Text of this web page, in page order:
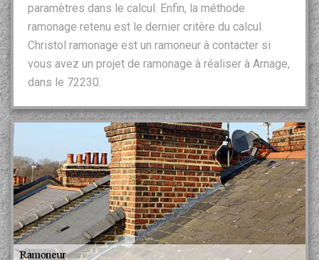
paramètres dans le calcul. Enfin, la méthode
ramonage retenu est le dernier critère du calcul.
Christol ramonage est un ramoneur à contacter si
vous avez un projet de ramonage à réaliser à Arnage,
dans le 72230.